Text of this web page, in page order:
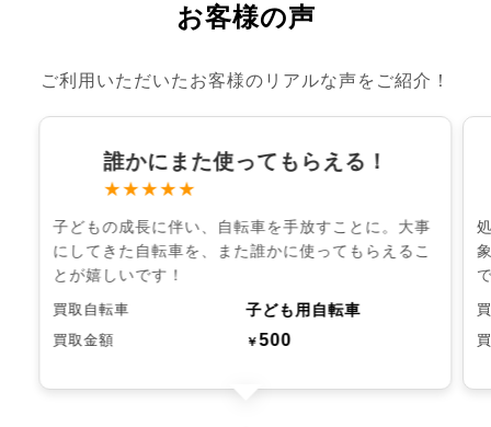
お客様の声
ご利用いただいたお客様のリアルな声をご紹介！
誰かにまた使ってもらえる！
★★★★★
子どもの成長に伴い、自転車を手放すことに。大事
にしてきた自転車を、また誰かに使ってもらえるこ
とが嬉しいです！
買取自転車 子ども用自転車
買取金額 ￥500